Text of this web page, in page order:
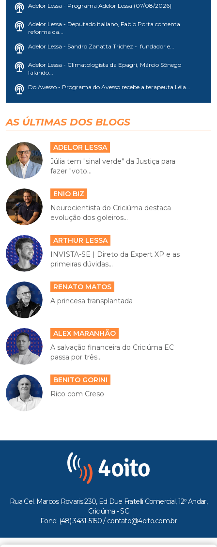
Adelor Lessa - Programa Adelor Lessa (07/08/2026)
Adelor Lessa - Deputado italiano, Fabio Porta comenta
reforma da...
Adelor Lessa - Sandro Zanatta Trichez - fundador e...
Adelor Lessa - Climatologista da Epagri, Márcio Sônego
falando...
Do Avesso - Programa do Avesso recebe a terapeuta Léia...
AS ÚLTIMAS DOS BLOGS
ADELOR LESSA
Júlia tem "sinal verde" da Justiça para
fazer "voto...
ENIO BIZ
Neurocientista do Criciúma destaca
evolução dos goleiros...
ARTHUR LESSA
INVISTA-SE | Direto da Expert XP e as
primeiras dúvidas...
RENATO MATOS
A princesa transplantada
ALEX MARANHÃO
A salvação financeira do Criciúma EC
passa por três...
BENITO GORINI
Rico com Creso
Rua Cel. Marcos Rovaris 230, Ed Due Fratelli Comercial, 12º Andar,
Criciúma - SC
Fone: (48) 3431-5150 / contato@4oito.com.br